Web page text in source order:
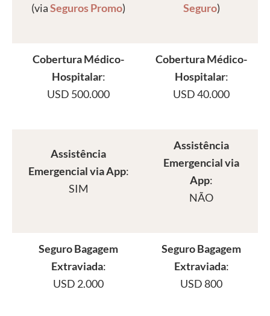
(viaSeguros Promo)
Seguro)
Cobertura Médico-
Hospitalar:
USD 500.000
Cobertura Médico-
Hospitalar:
USD 40.000
Assistência
Emergencial via App:
SIM
Assistência
Emergencial via
App:
NÃO
Seguro Bagagem
Extraviada:
USD 2.000
Seguro Bagagem
Extraviada:
USD 800